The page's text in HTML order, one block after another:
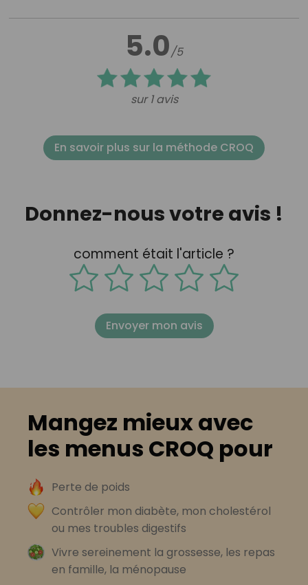
5.0/5
sur 1 avis
En savoir plus sur la méthode CROQ
Donnez-nous votre avis !
comment était l'article ?
Envoyer mon avis
Mangez mieux avec
les menus CROQ pour
Perte de poids
Contrôler mon diabète, mon cholestérol
ou mes troubles digestifs
Vivre sereinement la grossesse, les repas
en famille, la ménopause